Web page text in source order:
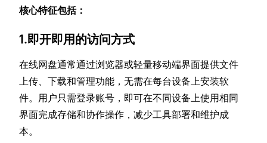
核心特征包括：
1.即开即用的访问方式
在线网盘通常通过浏览器或轻量移动端界面提供文件
上传、下载和管理功能，无需在每台设备上安装软
件。用户只需登录账号，即可在不同设备上使用相同
界面完成存储和协作操作，减少工具部署和维护成
本。